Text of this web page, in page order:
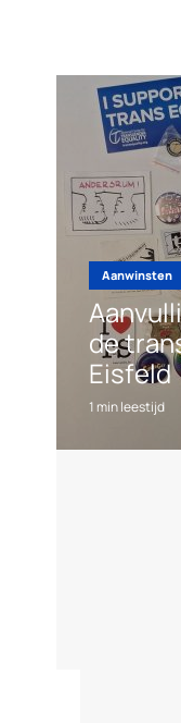
Aanwinsten
de
Eisfeld
1 min leestijd